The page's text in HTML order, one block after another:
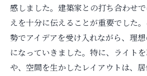
感しました。建築家との打ち合わせ
えを十分に伝えることが重要でした
勢でアイデアを受け入れながら、理
になっていきました。特に、ライト
や、空間を生かしたレイアウトは、